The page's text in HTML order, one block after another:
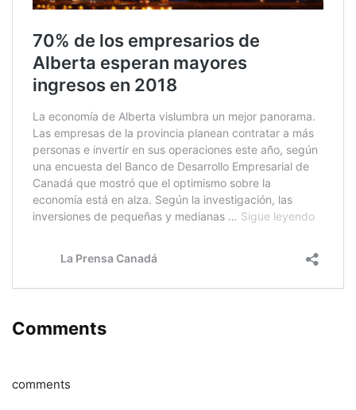
Comments
comments